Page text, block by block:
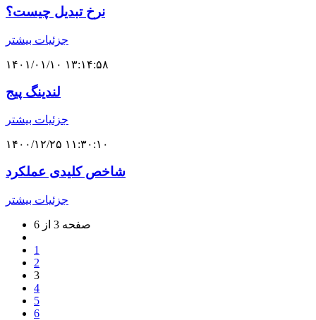
نرخ تبدیل چیست؟
جزئیات بیشتر
۱۴۰۱/۰۱/۱۰ ۱۳:۱۴:۵۸
لندینگ پیج
جزئیات بیشتر
۱۴۰۰/۱۲/۲۵ ۱۱:۳۰:۱۰
شاخص کلیدی عملکرد
جزئیات بیشتر
صفحه 3 از 6
1
2
3
4
5
6